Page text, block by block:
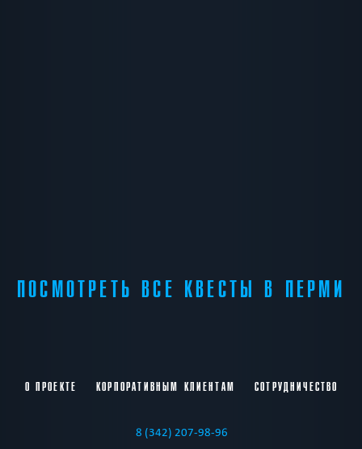
ПОСМОТРЕТЬ ВСЕ КВЕСТЫ В ПЕРМИ
О ПРОЕКТЕ КОРПОРАТИВНЫМ КЛИЕНТАМ СОТРУДНИЧЕСТВО
8 (342) 207-98-96